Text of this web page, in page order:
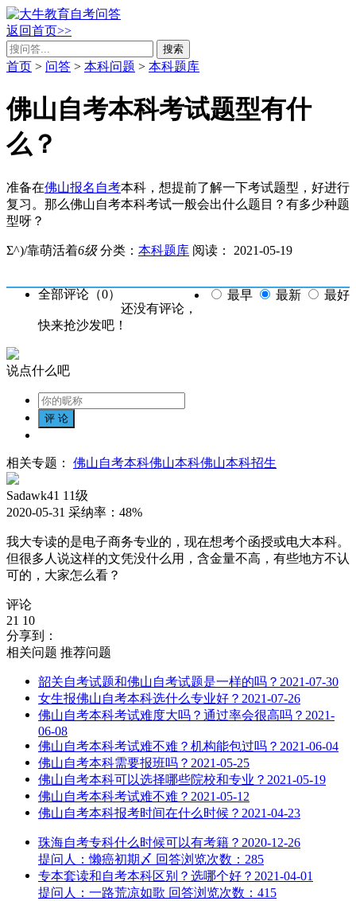
返回首页>>
搜索
首页 > 问答 > 本科问题 > 本科题库
佛山自考本科考试题型有什
么？
准备在佛山报名自考本科，想提前了解一下考试题型，好进行
复习。那么佛山自考本科考试一般会出什么题目？有多少种题
型呀？
Σ^)/靠萌活着6级 分类： 本科题库 阅读： 2021-05-19
全部评论（0） 最早 最新
最好
还没有评论，
快来抢沙发吧！
说点什么吧
相关专题： 佛山自考本科佛山本科佛山本科招生
Sadawk41 11级
2020-05-31 采纳率： 48%
我大专读的是电子商务专业的，现在想考个函授或电大本科。
但很多人说这样的文凭没什么用，含金量不高，有些地方不认
可的，大家怎么看？
评论
21 10
分享到：
相关问题 推荐问题
韶关自考试题和佛山自考试题是一样的吗？ 2021-07-30
女生报佛山自考本科选什么专业好？ 2021-07-26
佛山自考本科考试难度大吗？通过率会很高吗？ 2021-
06-08
佛山自考本科考试难不难？机构能包过吗？ 2021-06-04
佛山自考本科需要报班吗？ 2021-05-25
佛山自考本科可以选择哪些院校和专业？ 2021-05-19
佛山自考本科考试难不难？ 2021-05-12
佛山自考本科报考时间在什么时候？ 2021-04-23
珠海自考专科什么时候可以有考籍？ 2020-12-26
提问人：懒癌初期〆 回答浏览次数：285
专本套读和自考本科区别？选哪个好？ 2021-04-01
提问人：一路荒凉如歌 回答浏览次数：415